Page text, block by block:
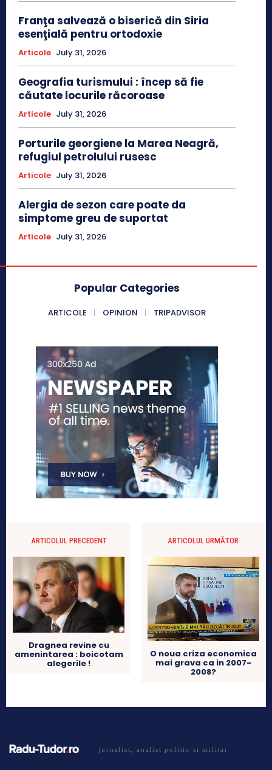
Franţa salvează o biserică din Siria
esenţială pentru ortodoxie
Articole July 31, 2026
Geografia turismului : încep să fie
căutate locurile răcoroase
Articole July 31, 2026
Porturile georgiene la Marea Neagră,
refugiul petrolului rusesc
Articole July 31, 2026
Alergia de sezon care poate da
simptome greu de suportat
Articole July 31, 2026
Popular Categories
ARTICOLE OPINION TRIPADVISOR
ARTICOLUL PRECEDENT
Dragnea revine cu
amenintarea : boicotam
alegerile !
ARTICOLUL URMĂTOR
O noua criza economica
mai grava ca in 2007-
2008?
jurnalist, analist politic si militar